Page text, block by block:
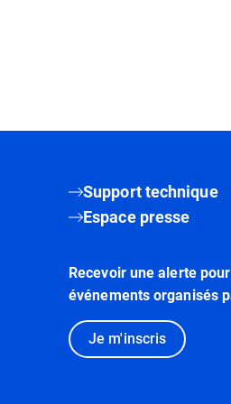
Support technique
Espace presse
Recevoir une alerte
événements organisés
Je m'inscris